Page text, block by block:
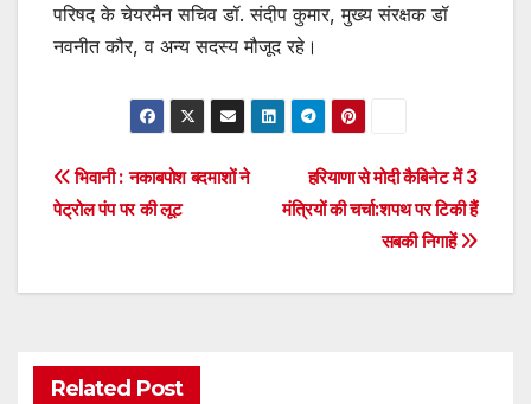
परिषद के चेयरमैन सचिव डॉ. संदीप कुमार, मुख्य संरक्षक डॉ
नवनीत कौर, व अन्य सदस्य मौजूद रहे।
Post
navigation
हरियाणा से मोदी कैबिनेट में 3
मंत्रियों की चर्चा:शपथ पर टिकी हैं
सबकी निगाहें
भिवानी : नकाबपोश बदमाशों ने
पेट्रोल पंप पर की लूट
Related Post